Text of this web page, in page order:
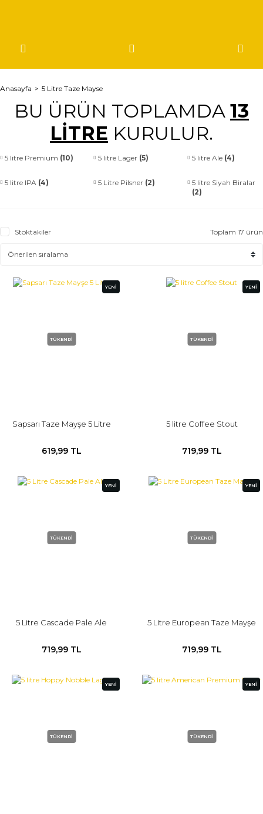
Anasayfa 5 Litre Taze Mayse
BU ÜRÜN TOPLAMDA 13
LİTRE KURULUR.
5 litre Premium (10) 5 litre Lager (5) 5 litre Ale (4)
5 litre IPA (4) 5 Litre Pilsner (2)
5 litre Siyah Biralar
(2)
Stoktakiler Toplam 17 ürün
YENİ
TÜKENDİ
Sapsarı Taze Mayşe 5 Litre
619,99 TL
YENİ
TÜKENDİ
5 litre Coffee Stout
719,99 TL
YENİ
TÜKENDİ
5 Litre Cascade Pale Ale
719,99 TL
YENİ
TÜKENDİ
5 Litre European Taze Mayşe
719,99 TL
YENİ
TÜKENDİ
YENİ
TÜKENDİ